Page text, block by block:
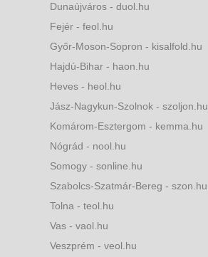
Dunaújváros - duol.hu
Fejér - feol.hu
Győr-Moson-Sopron - kisalfold.hu
Hajdú-Bihar - haon.hu
Heves - heol.hu
Jász-Nagykun-Szolnok - szoljon.hu
Komárom-Esztergom - kemma.hu
Nógrád - nool.hu
Somogy - sonline.hu
Szabolcs-Szatmár-Bereg - szon.hu
Tolna - teol.hu
Vas - vaol.hu
Veszprém - veol.hu